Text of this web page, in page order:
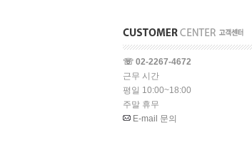
☏ 02-2267-4672
근무 시간
평일 10:00~18:00
주말 휴무
E-mail 문의